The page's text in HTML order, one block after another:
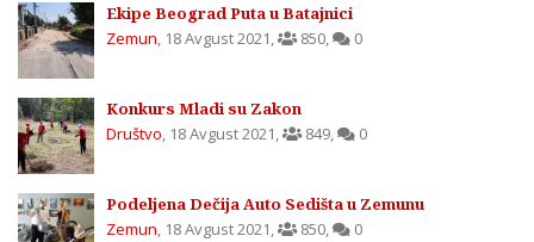
Ekipe Beograd Puta u Batajnici
Zemun, 18 Avgust 2021, 850, 0
Konkurs Mladi su Zakon
Društvo, 18 Avgust 2021, 849, 0
Podeljena Dečija Auto Sedišta u Zemunu
Zemun, 18 Avgust 2021, 850, 0